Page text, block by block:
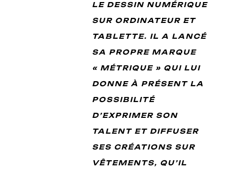
LE DESSIN NUMÉRIQUE
SUR ORDINATEUR ET
TABLETTE. IL A LANCÉ
SA PROPRE MARQUE
« MÉTRIQUE » QUI LUI
DONNE À PRÉSENT LA
POSSIBILITÉ
D’EXPRIMER SON
TALENT ET DIFFUSER
SES CRÉATIONS SUR
VÊTEMENTS, QU’IL